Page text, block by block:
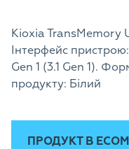
Kioxia TransMemory
Інтерфейс
Gen 1 (3.1 Gen 1).
продукту: Білий
ПРОДУКТ В ECOM